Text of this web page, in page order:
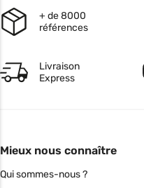
+ de 8000
références
Livraison
Express
Mieux nous connaître
Qui sommes-nous ?